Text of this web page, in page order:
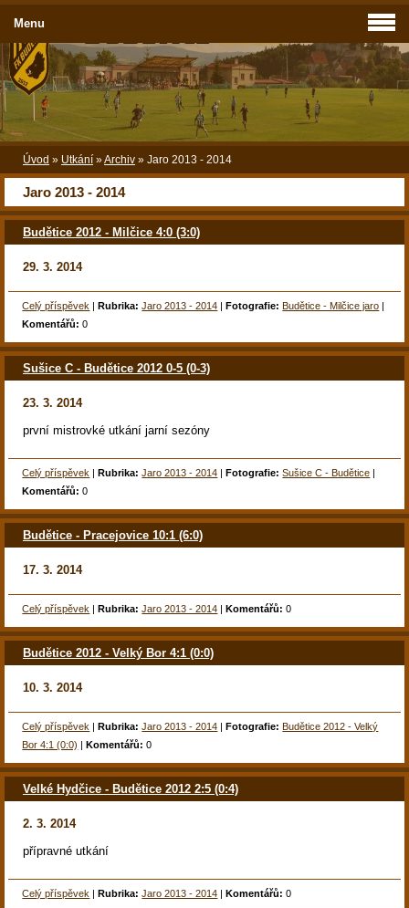
Úvod » Utkání »Archiv » Jaro 2013 - 2014
Jaro 2013 - 2014
Budětice 2012 - Milčice 4:0 (3:0)
29. 3. 2014
Celý příspěvek |Rubrika: Jaro 2013 - 2014 |Fotografie: Budětice - Milčice jaro |
Komentářů: 0
Sušice C - Budětice 2012 0-5 (0-3)
23. 3. 2014
první mistrovké utkání jarní sezóny
Celý příspěvek |Rubrika: Jaro 2013 - 2014 |Fotografie: Sušice C - Budětice |
Komentářů: 0
Budětice - Pracejovice 10:1 (6:0)
17. 3. 2014
Celý příspěvek |Rubrika: Jaro 2013 - 2014 |Komentářů: 0
Budětice 2012 - Velký Bor 4:1 (0:0)
10. 3. 2014
Celý příspěvek |Rubrika: Jaro 2013 - 2014 |Fotografie: Budětice 2012 - Velký
Bor 4:1 (0:0) |Komentářů: 0
Velké Hydčice - Budětice 2012 2:5 (0:4)
2. 3. 2014
přípravné utkání
Celý příspěvek |Rubrika: Jaro 2013 - 2014 |Komentářů: 0
Menu